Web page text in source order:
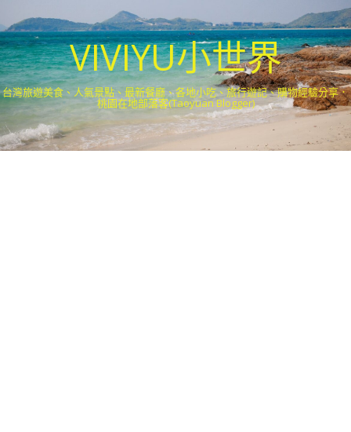
VIVIYU小世界
台灣旅遊美食、人氣景點、最新餐廳、各地小吃、旅行遊記、購物經驗分享．
桃園在地部落客(Taoyuan Blogger)